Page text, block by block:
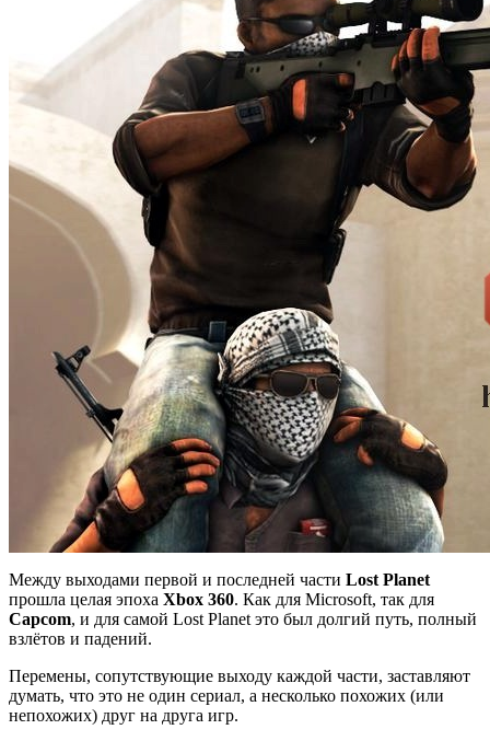
Между выходами первой и последней части Lost Planet
прошла целая эпоха Xbox 360. Как для Microsoft, так для
Capcom, и для самой Lost Planet это был долгий путь, полный
взлётов и падений.
Перемены, сопутствующие выходу каждой части, заставляют
думать, что это не один сериал, а несколько похожих (или
непохожих) друг на друга игр.